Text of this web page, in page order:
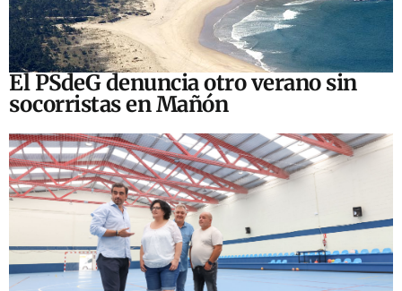
El PSdeG denuncia otro verano sin
socorristas en Mañón